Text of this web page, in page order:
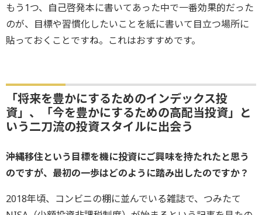
もう1つ、自己啓発本に書いてあった中で一番効果的だった
のが、目標や習慣化したいことを紙に書いて目立つ場所に
貼っておくことですね。これはおすすめです。
「将来を豊かにするためのインデックス投
資」、「今を豊かにするための高配当投資」と
いう二刀流の投資スタイルに出会う
――沖縄移住という目標を機に投資にご興味を持たれたと思う
のですが、最初の一歩はどのように踏み出したのですか？
2018年頃、コンビニの棚に並んでいる雑誌で、つみたて